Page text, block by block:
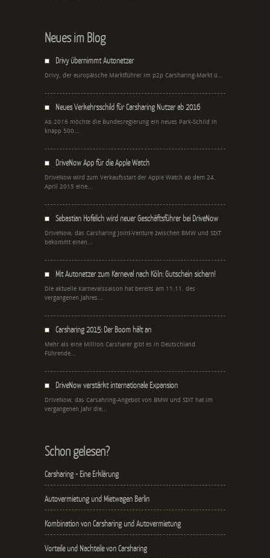
Neues im Blog
Drivy übernimmt Autonetzer
Drivy, der europäische Marktführer im p2p Carsharing-Markt ü...
Neues Verkehrsschild für Carsharing Nutzer ab 2016
Ab 2016 möchte die Bundesregierung ein neues Park-Schild in
knapp 500...
DriveNow App für die Apple Watch
DriveNow wird zum Verkaufsstart der Apple Watch ab dem 24.
April 2015 eine...
Sebastian Hofelich wird neuer Geschäftsführer bei DriveNow
DriveNow, das Carsharing Joint-Venture zwischen BMW und SIXT
bekommt einen...
Mit Autonetzer zum Karneval nach Köln: Gutschein sichern!
Die aktuelle Karnevalssaison hat bereits am 11.11. des
vergangenen Jahres...
Carsharing 2015: Der Boom hält an
Mehr als eine Million Carsharer gibt es in Deutschland.
Führende...
DriveNow verstärkt internationale Expansion
DriveNow, das Carsahring-Angebot von BMW und SIXT hat im
vergangenen Jahr die...
Schon gelesen?
Carsharing - Eine Erklärung
Autovermietung und Mietwagen Berlin
Kombination von Carsharing und Autovermietung
Vorteile und Nachteile von Carsharing